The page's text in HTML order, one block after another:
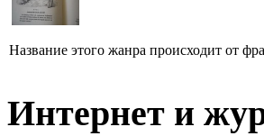
Название этого жанра происходит от
Интернет и